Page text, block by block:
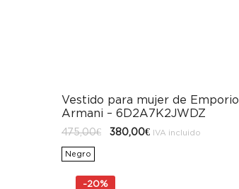
Vestido para mujer de Emporio
Armani – 6D2A7K2JWDZ
475,00€
El
precio
380,00€ElIVA incluido
Negro
-20%